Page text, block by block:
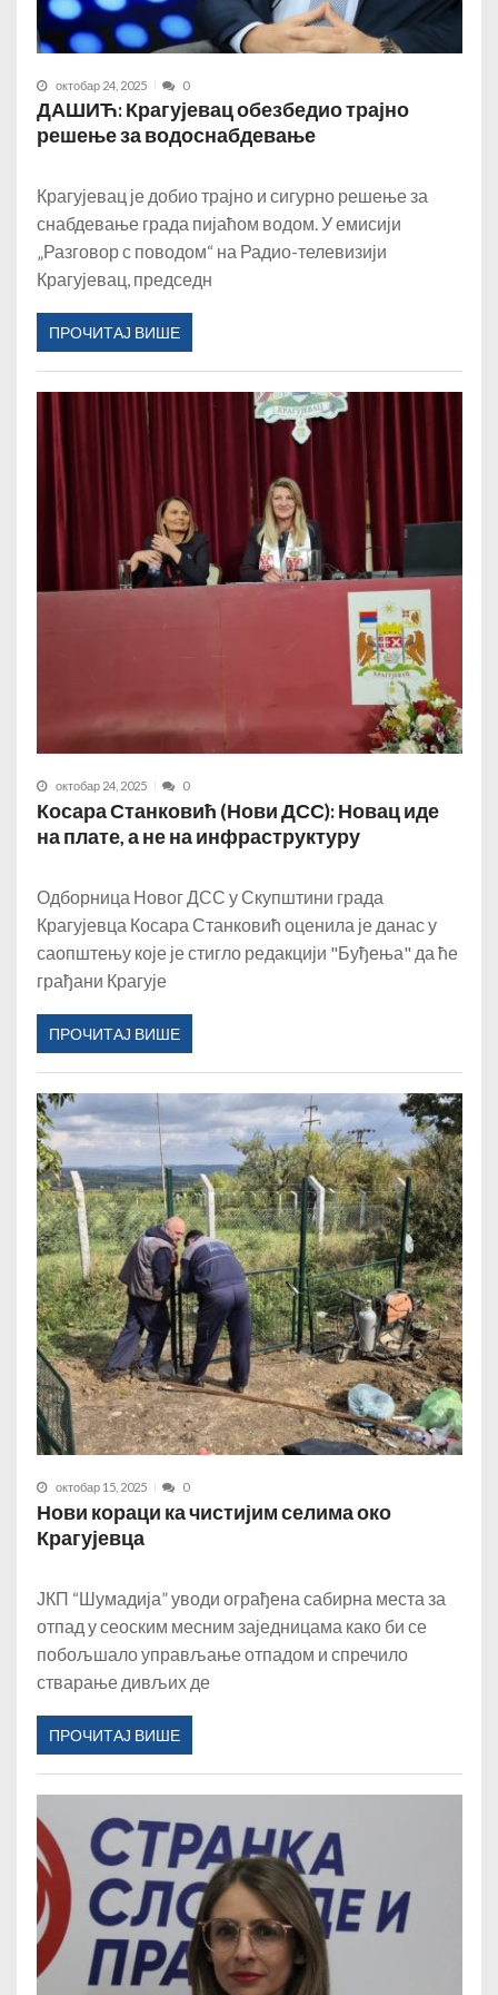
октобар 24, 2025 0
ДАШИЋ: Крагујевац обезбедио трајно
решење за водоснабдевање
Крагујевац је добио трајно и сигурно решење за
снабдевање града пијаћом водом. У емисији
„Разговор с поводом“ на Радио-телевизији
Крагујевац, председн
ПРОЧИТАЈ ВИШЕ
октобар 24, 2025 0
Косара Станковић (Нови ДСС): Новац иде
на плате, а не на инфраструктуру
Одборница Новог ДСС у Скупштини града
Крагујевца Косара Станковић оценила је данас у
саопштењу које је стигло редакцији "Буђења" да ће
грађани Крагује
ПРОЧИТАЈ ВИШЕ
октобар 15, 2025 0
Нови кораци ка чистијим селима око
Крагујевца
ЈКП “Шумадија” уводи ограђена сабирна места за
отпад у сеоским месним заједницама како би се
побољшало управљање отпадом и спречило
стварање дивљих де
ПРОЧИТАЈ ВИШЕ